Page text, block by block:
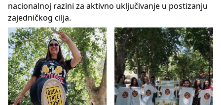
nacionalnoj razini za aktivno uključivanje u postizanju
zajedničkog cilja.